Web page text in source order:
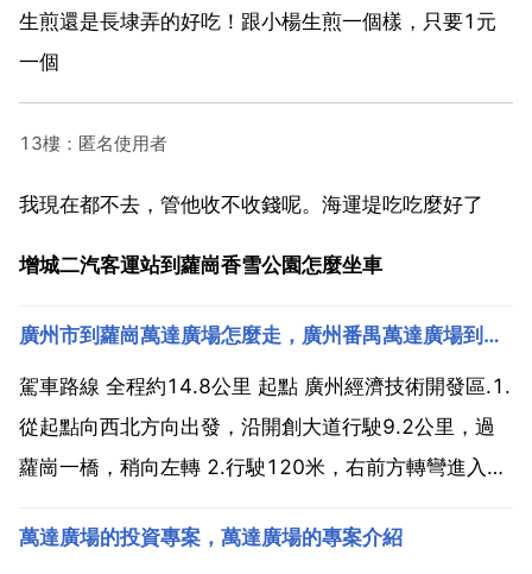
生煎還是長埭弄的好吃！跟小楊生煎一個樣，只要1元
一個
13樓：匿名使用者
我現在都不去，管他收不收錢呢。海運堤吃吃麼好了
增城二汽客運站到蘿崗香雪公園怎麼坐車
廣州市到蘿崗萬達廣場怎麼走，廣州番禺萬達廣場到蘿崗萬達廣場怎麼走
駕車路線 全程約14.8公里 起點 廣州經濟技術開發區.1.
從起點向西北方向出發，沿開創大道行駛9.2公里，過
蘿崗一橋，稍向左轉 2.行駛120米，右前方轉彎進入彩
虹一路行駛330米，右前方轉彎 5.行駛130米，左前方
萬達廣場的投資專案，萬達廣場的專案介紹